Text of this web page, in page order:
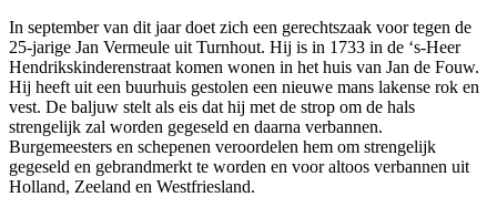
In september van dit jaar doet zich een gerechtszaak voor tegen de
25-jarige Jan Vermeule uit Turnhout. Hij is in 1733 in de ‘s-Heer
Hendrikskinderenstraat komen wonen in het huis van Jan de Fouw.
Hij heeft uit een buurhuis gestolen een nieuwe mans lakense rok en
vest. De baljuw stelt als eis dat hij met de strop om de hals
strengelijk zal worden gegeseld en daarna verbannen.
Burgemeesters en schepenen veroordelen hem om strengelijk
gegeseld en gebrandmerkt te worden en voor altoos verbannen uit
Holland, Zeeland en Westfriesland.